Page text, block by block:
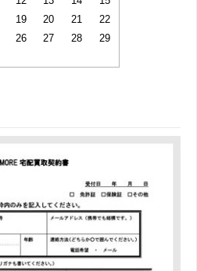
19 20 21
22
26 27 28
29